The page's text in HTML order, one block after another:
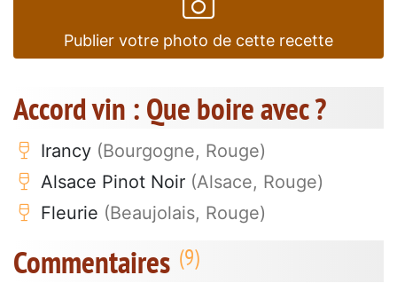
Publier votre photo de cette recette
Accord vin : Que boire avec ?
Irancy (Bourgogne, Rouge)
Alsace Pinot Noir (Alsace, Rouge)
Fleurie (Beaujolais, Rouge)
Commentaires